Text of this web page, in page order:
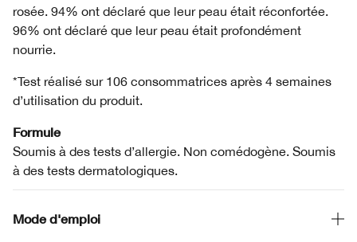
rosée. 94% ont déclaré que leur peau était réconfortée.
96% ont déclaré que leur peau était profondément
nourrie.
*Test réalisé sur 106 consommatrices après 4 semaines
d’utilisation du produit.
Formule
Soumis à des tests d’allergie. Non comédogène. Soumis
à des tests dermatologiques.
Mode d'emploi